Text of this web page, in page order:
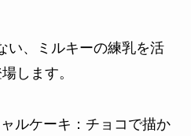
い、ミルキーの練乳を活
します。
ルケーキ：チョコで描か